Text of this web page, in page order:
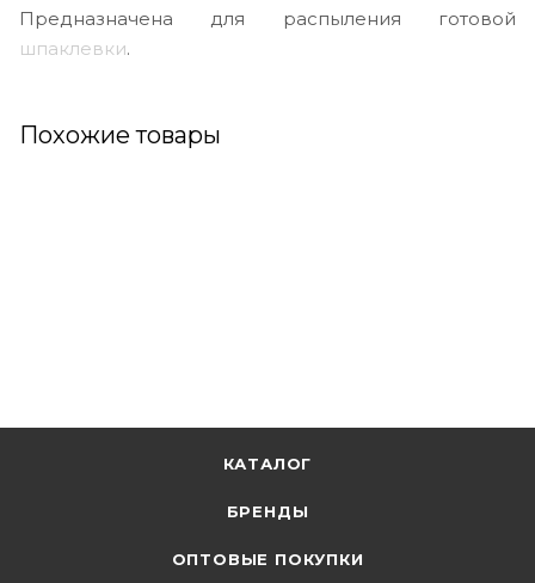
Предназначена для распыления готовой
шпаклевки.
Похожие товары
КАТАЛОГ
БРЕНДЫ
ОПТОВЫЕ ПОКУПКИ